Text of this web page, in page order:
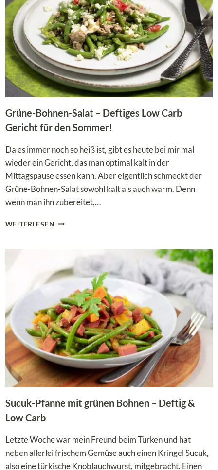
ALTERNATIVE
Grüne-Bohnen-Salat – Deftiges Low Carb
Gericht für den Sommer!
Da es immer noch so heiß ist, gibt es heute bei mir mal
wieder ein Gericht, das man optimal kalt in der
Mittagspause essen kann. Aber eigentlich schmeckt der
Grüne-Bohnen-Salat sowohl kalt als auch warm. Denn
wenn man ihn zubereitet,…
WEITERLESEN GRÜNE-
LOW
CARB
GERICHT
FÜR
DEN
SOMMER!
Sucuk-Pfanne mit grünen Bohnen – Deftig &
Low Carb
Letzte Woche war mein Freund beim Türken und hat
neben allerlei frischem Gemüse auch einen Kringel Sucuk,
also eine türkische Knoblauchwurst, mitgebracht. Einen